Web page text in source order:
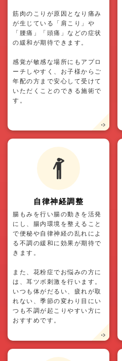
筋肉のこりが原因となり痛み
が生じている「肩こり」や
「腰痛」「頭痛」などの症状
の緩和が期待できます。
感覚が敏感な場所にもアプロ
ーチしやすく、お子様からご
年配の方まで安心して受けて
いただくことのできる施術で
す。
自律神経調整
腸もみを行い腸の動きを活発
にし、腸内環境を整えること
で便秘や自律神経の乱れによ
る不調の緩和に効果が期待で
きます。
また、花粉症でお悩みの方に
は、耳ツボ刺激を行います。
いつも体がだるい、疲れが取
れない、季節の変わり目にい
つも不調が起こりやすい方に
おすすめです。